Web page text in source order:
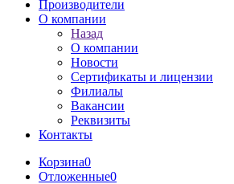
Производители
О компании
Назад
О компании
Новости
Сертификаты и лицензии
Филиалы
Вакансии
Реквизиты
Контакты
Корзина0
Отложенные0